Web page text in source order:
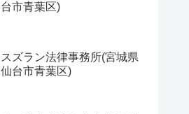
台市青葉区)
スズラン法律事務所(宮城県
仙台市青葉区)